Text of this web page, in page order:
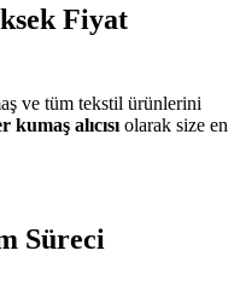
Fiyat
ve tüm tekstil ürünlerini
alıcısı olarak size en
Süreci